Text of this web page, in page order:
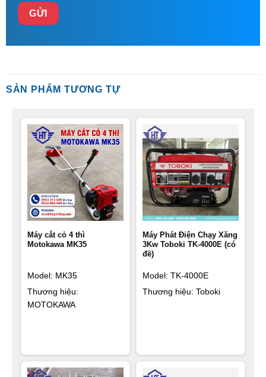
SẢN PHẨM TƯƠNG TỰ
Máy cắt cỏ 4 thì
Motokawa MK35
Model: MK35
Thương hiệu:
MOTOKAWA
Máy Phát Điện Chạy Xăng
3Kw Toboki TK-4000E (có
đề)
Model: TK-4000E
Thương hiệu: Toboki